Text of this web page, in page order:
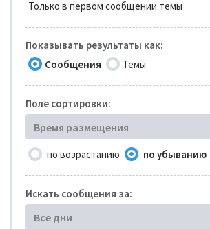
Только в первом сообщении темы
Показывать результаты как:
Сообщения
Темы
Поле сортировки:
Время размещения
по возрастанию по убыванию
Искать сообщения за:
Все дни